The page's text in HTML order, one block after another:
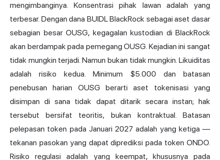
mengimbanginya. Konsentrasi pihak lawan adalah yang
terbesar. Dengan dana BUIDL BlackRock sebagai aset dasar
sebagian besar OUSG, kegagalan kustodian di BlackRock
akan berdampak pada pemegang OUSG. Kejadian ini sangat
tidak mungkin terjadi. Namun bukan tidak mungkin. Likuiditas
adalah risiko kedua. Minimum $5.000 dan batasan
penebusan harian OUSG berarti aset tokenisasi yang
disimpan di sana tidak dapat ditarik secara instan; hak
tersebut bersifat teoritis, bukan kontraktual. Batasan
pelepasan token pada Januari 2027 adalah yang ketiga —
tekanan pasokan yang dapat diprediksi pada token ONDO.
Risiko regulasi adalah yang keempat, khususnya pada